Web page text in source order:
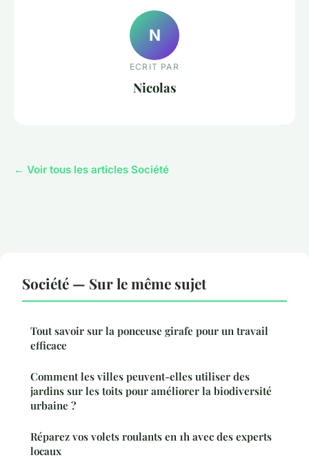
N
ECRIT PAR
Nicolas
← Voir tous les articles Société
Société — Sur le même sujet
Tout savoir sur la ponceuse girafe pour un travail
efficace
Comment les villes peuvent-elles utiliser des
jardins sur les toits pour améliorer la biodiversité
urbaine ?
Réparez vos volets roulants en 1h avec des experts
locaux